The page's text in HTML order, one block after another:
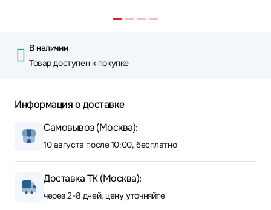
В наличии
Товар доступен к покупке
Информация о доставке
Самовывоз (Москва):
10 августа после 10:00, бесплатно
Доставка ТК (Москва):
через 2-8 дней, цену уточняйте